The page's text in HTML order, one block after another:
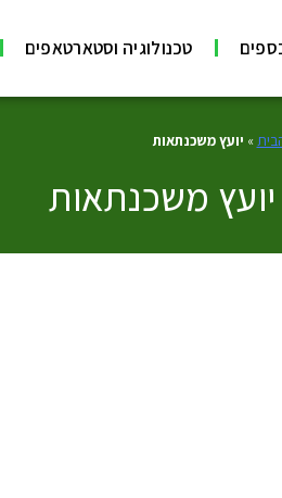
טכנולוגיה וסטארטאפים
» יועץ משכנתאות
יועץ משכנתאות